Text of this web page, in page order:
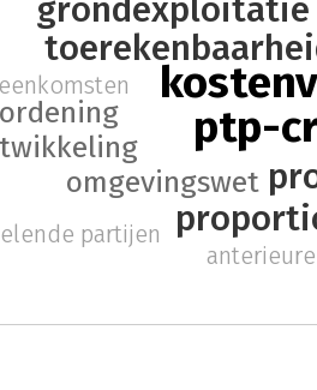
ptp-
grondexploitatie
omgevingswet
partijen